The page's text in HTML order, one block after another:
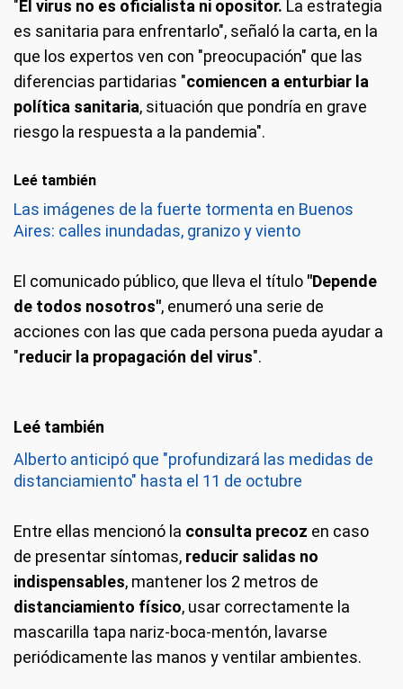
"El virus no es oficialista ni opositor. La estrategia
es sanitaria para enfrentarlo", señaló la carta, en la
que los expertos ven con "preocupación" que las
diferencias partidarias "comiencen a enturbiar la
política sanitaria, situación que pondría en grave
riesgo la respuesta a la pandemia".
Leé también
Las imágenes de la fuerte tormenta en Buenos
Aires: calles inundadas, granizo y viento
El comunicado público, que lleva el título "Depende
de todos nosotros", enumeró una serie de
acciones con las que cada persona pueda ayudar a
"reducir la propagación del virus".
Alberto anticipó que "profundizará las medidas de
distanciamiento" hasta el 11 de octubre
Entre ellas mencionó la consulta precoz en caso
de presentar síntomas, reducir salidas no
indispensables, mantener los 2 metros de
distanciamiento físico, usar correctamente la
mascarilla tapa nariz-boca-mentón, lavarse
periódicamente las manos y ventilar ambientes.